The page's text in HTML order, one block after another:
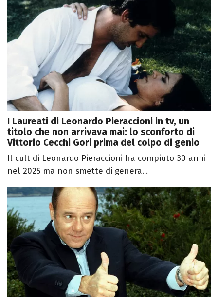
I Laureati di Leonardo Pieraccioni in tv, un
titolo che non arrivava mai: lo sconforto di
Vittorio Cecchi Gori prima del colpo di genio
Il cult di Leonardo Pieraccioni ha compiuto 30 anni
nel 2025 ma non smette di genera...